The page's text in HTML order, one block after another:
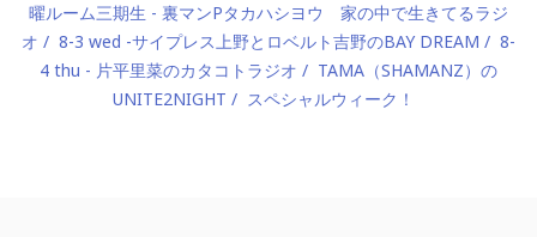
曜ルーム三期生 - 裏マンPタカハシヨウ 家の中で生きてるラジ
オ
8-3 wed -サイプレス上野とロベルト吉野のBAY DREAM
8-
4 thu - 片平里菜のカタコトラジオ
TAMA（SHAMANZ）の
UNITE2NIGHT
スペシャルウィーク！